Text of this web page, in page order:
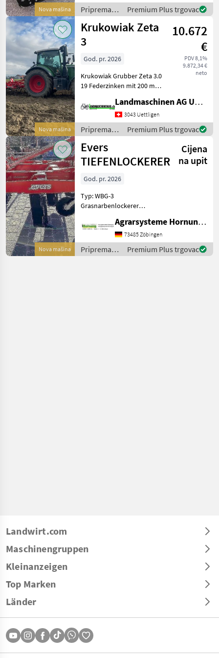
Nova mašina
Medium 7 talajlazítóját
most 500.000 Ft k
Priprema/
obrada tla
(plugovi,
kultivatori,
tanjurače i
dr.) /
Premium Plus trgovac
Nova mašina
Krukowiak Zeta
3
10.672
€
PDV 8,1%
9.872,34 €
neto
God. pr. 2026
Krukowiak Grubber Zeta 3.0
19 Federzinken mit 200 mm
Überschnitt Ausgerüstet
mit Rohrstabwalze und
Nachstriegel, Warntafeln
und Beleuchtungsa
Landmaschinen AG Uettligen
3043 Uettligen
Priprema/
obrada tla
(plugovi,
kultivatori,
tanjurače i
dr.) /
Premium Plus trgovac
Nova mašina
Evers
TIEFENLOCKERER
Cijena
na upit
God. pr. 2026
Typ: WBG-3
Grasnarbenlockerer
3 Zinken / Strichabstand 90
Transportbreite 252 cm
Rahmenhöhe 75 cm
Agrarsysteme Hornung GmbH & Co. KG
73485 Zöbingen
Priprema/
obrada tla
Premium Plus trgovac
Landwirt.com
Maschinengruppen
Kleinanzeigen
Top Marken
Länder